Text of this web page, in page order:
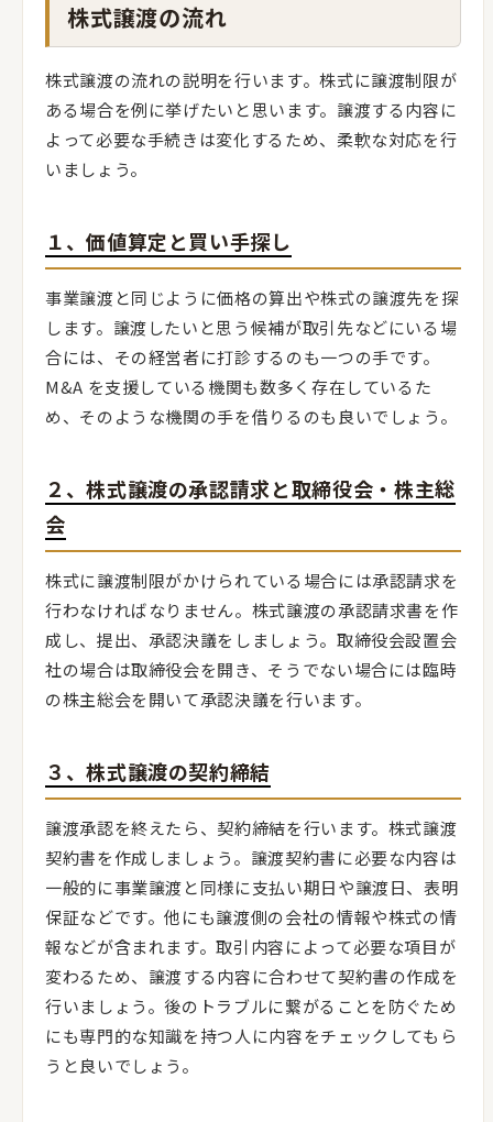
株式譲渡の流れ
株式譲渡の流れの説明を行います。株式に譲渡制限が
ある場合を例に挙げたいと思います。譲渡する内容に
よって必要な手続きは変化するため、柔軟な対応を行
いましょう。
１、価値算定と買い手探し
事業譲渡と同じように価格の算出や株式の譲渡先を探
します。譲渡したいと思う候補が取引先などにいる場
合には、その経営者に打診するのも一つの手です。
M&A を支援している機関も数多く存在しているた
め、そのような機関の手を借りるのも良いでしょう。
２、株式譲渡の承認請求と取締役会・株主総
会
株式に譲渡制限がかけられている場合には承認請求を
行わなければなりません。株式譲渡の承認請求書を作
成し、提出、承認決議をしましょう。取締役会設置会
社の場合は取締役会を開き、そうでない場合には臨時
の株主総会を開いて承認決議を行います。
３、株式譲渡の契約締結
譲渡承認を終えたら、契約締結を行います。株式譲渡
契約書を作成しましょう。譲渡契約書に必要な内容は
一般的に事業譲渡と同様に支払い期日や譲渡日、表明
保証などです。他にも譲渡側の会社の情報や株式の情
報などが含まれます。取引内容によって必要な項目が
変わるため、譲渡する内容に合わせて契約書の作成を
行いましょう。後のトラブルに繋がることを防ぐため
にも専門的な知識を持つ人に内容をチェックしてもら
うと良いでしょう。